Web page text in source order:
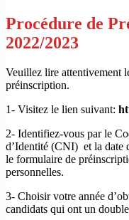
Procédure de
2022/2023
Veuillez lire attentivement
préinscription.
1- Visitez le lien suivant:
2- Identifiez-vous par le
d’Identité (CNI) et la date
le formulaire de
personnelles.
3- Choisir votre année
candidats qui ont un